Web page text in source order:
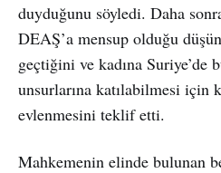
duyduğunu söyledi. Daha
DEAŞ’a mensup olduğu
geçtiğini ve kadına Suriye’de
unsurlarına katılabilmesi
evlenmesini teklif etti.
Mahkemenin elinde bulunan